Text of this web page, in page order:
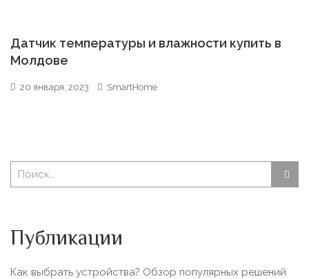
Датчик температуры и влажности купить в
Молдове
20 января, 2023 SmartHome
Публикации
Как выбрать устройства? Обзор популярных решений